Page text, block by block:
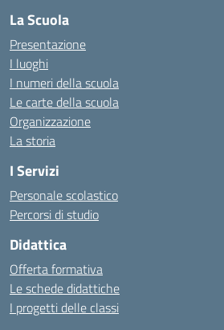
La Scuola
Presentazione
I luoghi
I numeri della scuola
Le carte della scuola
Organizzazione
La storia
I Servizi
Personale scolastico
Percorsi di studio
Didattica
Offerta formativa
Le schede didattiche
I progetti delle classi